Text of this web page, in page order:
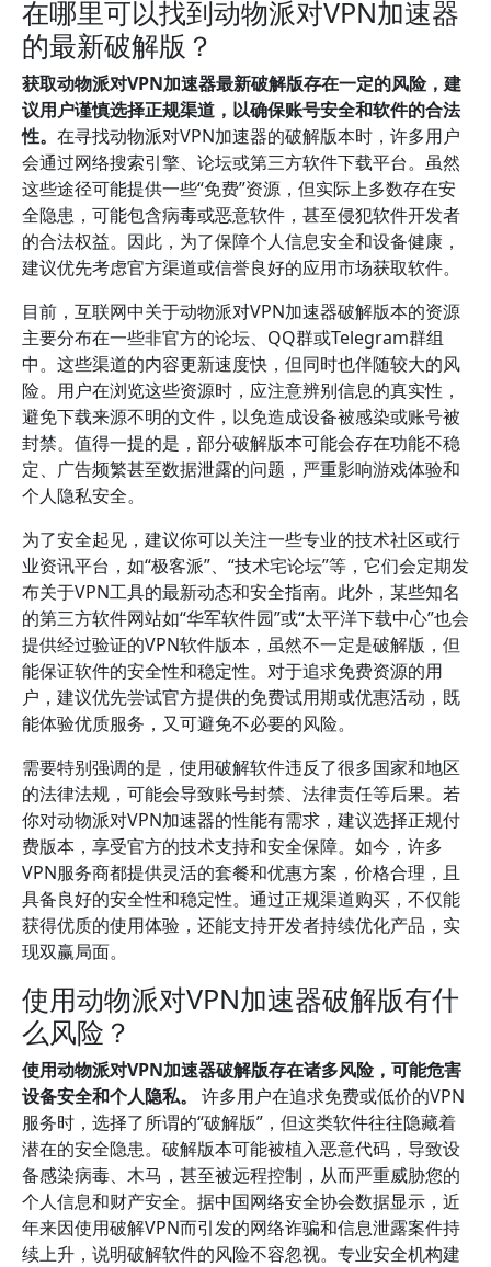
在哪里可以找到动物派对VPN加速器
的最新破解版？
获取动物派对VPN加速器最新破解版存在一定的风险，建
议用户谨慎选择正规渠道，以确保账号安全和软件的合法
性。 在寻找动物派对VPN加速器的破解版本时，许多用户
会通过网络搜索引擎、论坛或第三方软件下载平台。虽然
这些途径可能提供一些“免费”资源，但实际上多数存在安
全隐患，可能包含病毒或恶意软件，甚至侵犯软件开发者
的合法权益。因此，为了保障个人信息安全和设备健康，
建议优先考虑官方渠道或信誉良好的应用市场获取软件。
目前，互联网中关于动物派对VPN加速器破解版本的资源
主要分布在一些非官方的论坛、QQ群或Telegram群组
中。这些渠道的内容更新速度快，但同时也伴随较大的风
险。用户在浏览这些资源时，应注意辨别信息的真实性，
避免下载来源不明的文件，以免造成设备被感染或账号被
封禁。值得一提的是，部分破解版本可能会存在功能不稳
定、广告频繁甚至数据泄露的问题，严重影响游戏体验和
个人隐私安全。
为了安全起见，建议你可以关注一些专业的技术社区或行
业资讯平台，如“极客派”、“技术宅论坛”等，它们会定期发
布关于VPN工具的最新动态和安全指南。此外，某些知名
的第三方软件网站如“华军软件园”或“太平洋下载中心”也会
提供经过验证的VPN软件版本，虽然不一定是破解版，但
能保证软件的安全性和稳定性。对于追求免费资源的用
户，建议优先尝试官方提供的免费试用期或优惠活动，既
能体验优质服务，又可避免不必要的风险。
需要特别强调的是，使用破解软件违反了很多国家和地区
的法律法规，可能会导致账号封禁、法律责任等后果。若
你对动物派对VPN加速器的性能有需求，建议选择正规付
费版本，享受官方的技术支持和安全保障。如今，许多
VPN服务商都提供灵活的套餐和优惠方案，价格合理，且
具备良好的安全性和稳定性。通过正规渠道购买，不仅能
获得优质的使用体验，还能支持开发者持续优化产品，实
现双赢局面。
使用动物派对VPN加速器破解版有什
么风险？
使用动物派对VPN加速器破解版存在诸多风险，可能危害
设备安全和个人隐私。
许多用户在追求免费或低价的VPN
服务时，选择了所谓的“破解版”，但这类软件往往隐藏着
潜在的安全隐患。破解版本可能被植入恶意代码，导致设
备感染病毒、木马，甚至被远程控制，从而严重威胁您的
个人信息和财产安全。据中国网络安全协会数据显示，近
年来因使用破解VPN而引发的网络诈骗和信息泄露案件持
续上升，说明破解软件的风险不容忽视。专业安全机构建